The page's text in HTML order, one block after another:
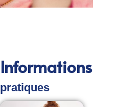
Informations
pratiques